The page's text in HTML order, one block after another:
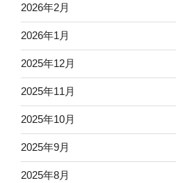
2026年2月
2026年1月
2025年12月
2025年11月
2025年10月
2025年9月
2025年8月